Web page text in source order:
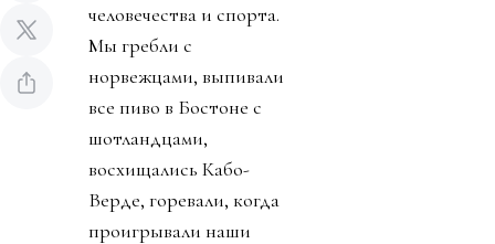
человечества и спорта.
Мы гребли с
норвежцами, выпивали
все пиво в Бостоне с
шотландцами,
восхищались Кабо-
Верде, горевали, когда
проигрывали наши